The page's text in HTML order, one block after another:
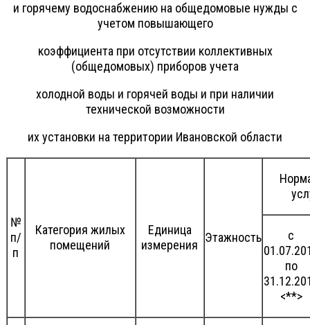
и горячему водоснабжению на общедомовые нужды с
учетом повышающего
коэффициента при отсутствии коллективных
(общедомовых) приборов учета
холодной воды и горячей воды и при наличии
технической возможности
их установки на территории Ивановской области
№
п/
п
Категория жилых
помещений
Единица
измерения
Этажность
с
по
<**>